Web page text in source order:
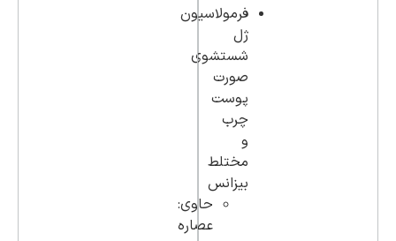
فرمولاسیون
ژل
شستشوی
صورت
پوست
چرب
و
مختلط
بیزانس
حاوی:
عصاره